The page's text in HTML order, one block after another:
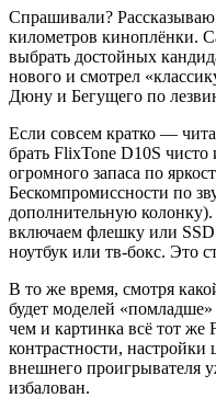
Спрашивали?
километров киноплёнки.
выбрать достойных
нового и смотрел
Дюну и Бегущего по
Если совсем кратко —
брать FlixTone D10S чисто
огромного запаса по
Бескомпромиссности по
дополнительную
включаем флешку или
ноутбук или тв-бокс. Это
В то же время, смотря
будет моделей
чем и картинка всё тот
контрастности, настройки
внешнего проигрывателя
избалован.